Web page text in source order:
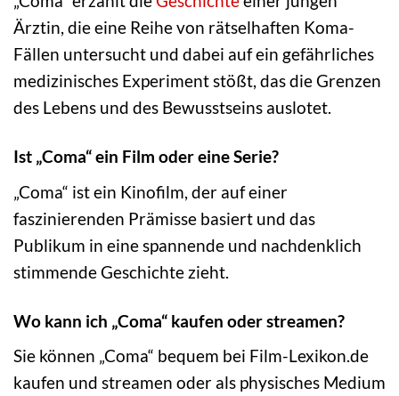
Ärztin, die eine Reihe von rätselhaften Koma-
Fällen untersucht und dabei auf ein gefährliches
medizinisches Experiment stößt, das die Grenzen
des Lebens und des Bewusstseins auslotet.
Ist „Coma“ ein Film oder eine Serie?
„Coma“ ist ein Kinofilm, der auf einer
faszinierenden Prämisse basiert und das
Publikum in eine spannende und nachdenklich
stimmende Geschichte zieht.
Wo kann ich „Coma“ kaufen oder streamen?
Sie können „Coma“ bequem bei Film-Lexikon.de
kaufen und streamen oder als physisches Medium